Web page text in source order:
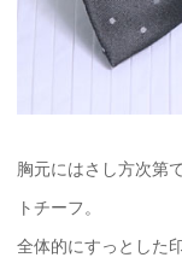
胸元にはさし方次第
トチーフ。
全体的にすっとした